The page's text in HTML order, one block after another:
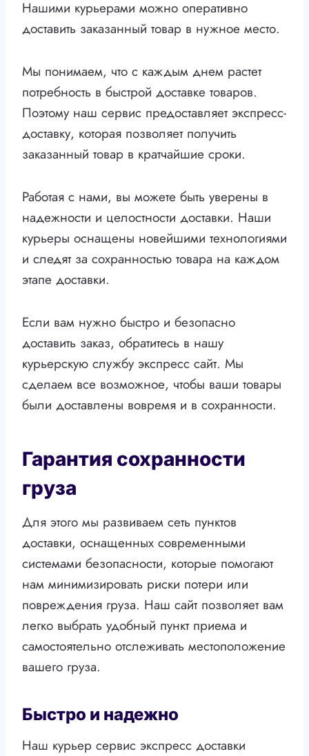
Нашими курьерами можно оперативно
доставить заказанный товар в нужное место.
Мы понимаем, что с каждым днем растет
потребность в быстрой доставке товаров.
Поэтому наш сервис предоставляет экспресс-
доставку, которая позволяет получить
заказанный товар в кратчайшие сроки.
Работая с нами, вы можете быть уверены в
надежности и целостности доставки. Наши
курьеры оснащены новейшими технологиями
и следят за сохранностью товара на каждом
этапе доставки.
Если вам нужно быстро и безопасно
доставить заказ, обратитесь в нашу
курьерскую службу экспресс сайт. Мы
сделаем все возможное, чтобы ваши товары
были доставлены вовремя и в сохранности.
Гарантия сохранности
груза
Для этого мы развиваем сеть пунктов
доставки, оснащенных современными
системами безопасности, которые помогают
нам минимизировать риски потери или
повреждения груза. Наш сайт позволяет вам
легко выбрать удобный пункт приема и
самостоятельно отслеживать местоположение
вашего груза.
Быстро и надежно
Наш курьер сервис экспресс доставки